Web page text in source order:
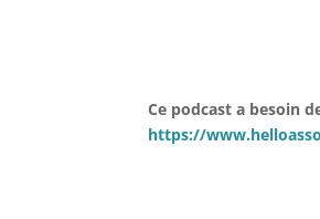
Ce podcast a besoin
https://